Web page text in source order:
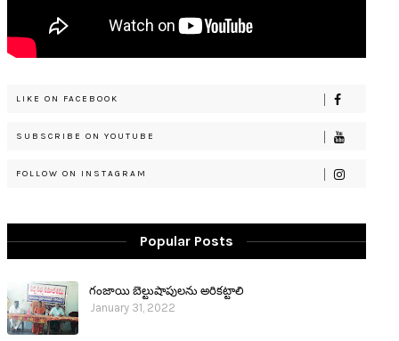
LIKE ON FACEBOOK
SUBSCRIBE ON YOUTUBE
FOLLOW ON INSTAGRAM
Popular Posts
గంజాయి బెల్టుషాపులను అరికట్టాలి
January 31, 2022